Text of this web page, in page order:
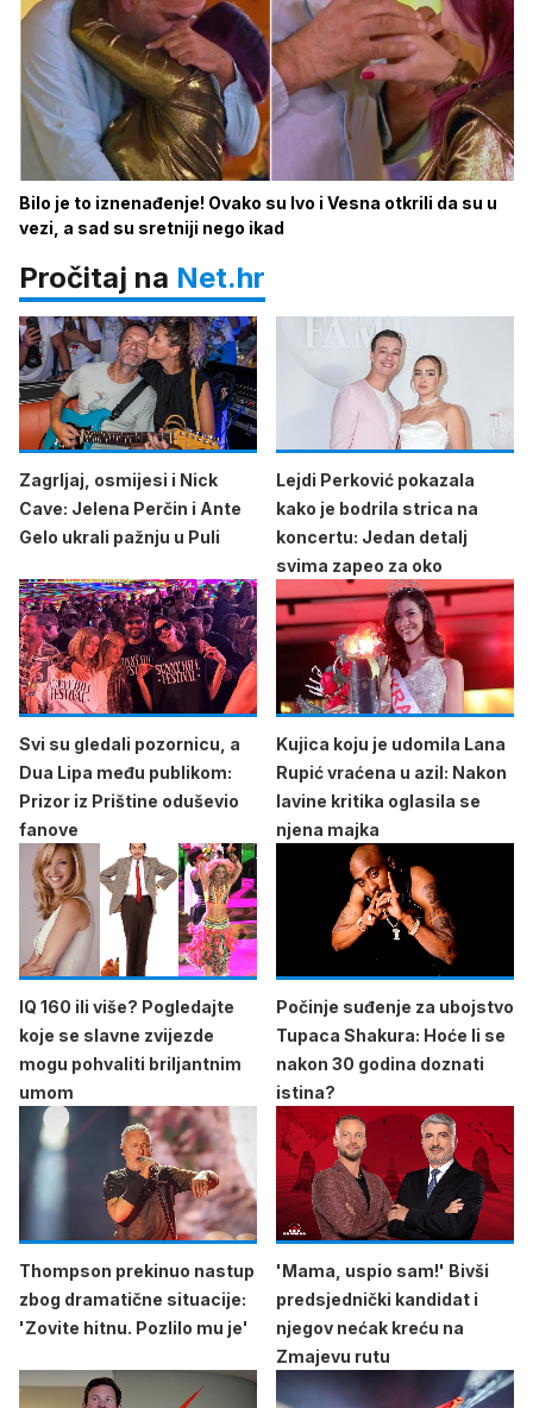
Bilo je to iznenađenje! Ovako su Ivo i Vesna otkrili da su u
vezi, a sad su sretniji nego ikad
Pročitaj na Net.hr
Zagrljaj, osmijesi i Nick
Cave: Jelena Perčin i Ante
Gelo ukrali pažnju u Puli
Lejdi Perković pokazala
kako je bodrila strica na
koncertu: Jedan detalj
svima zapeo za oko
Svi su gledali pozornicu, a
Dua Lipa među publikom:
Prizor iz Prištine oduševio
fanove
Kujica koju je udomila Lana
Rupić vraćena u azil: Nakon
lavine kritika oglasila se
njena majka
IQ 160 ili više? Pogledajte
koje se slavne zvijezde
mogu pohvaliti briljantnim
umom
Počinje suđenje za ubojstvo
Tupaca Shakura: Hoće li se
nakon 30 godina doznati
istina?
Thompson prekinuo nastup
zbog dramatične situacije:
'Zovite hitnu. Pozlilo mu je'
'Mama, uspio sam!' Bivši
predsjednički kandidat i
njegov nećak kreću na
Zmajevu rutu